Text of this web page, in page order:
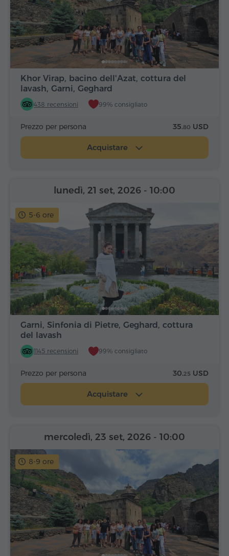
Khor Virap, bacino dell'Azat, cottura del
lavash, Garni, Geghard
438 recensioni 99% consigliato
Prezzo per persona 35.80 USD
Acquistare
5-6 ore
Garni, Sinfonia di Pietre, Geghard, cottura
del lavash
1145 recensioni 99% consigliato
lunedì, 21 set, 2026 - 10:00
Prezzo per persona 30.25 USD
Acquistare
8-9 ore
mercoledì, 23 set, 2026 - 10:00